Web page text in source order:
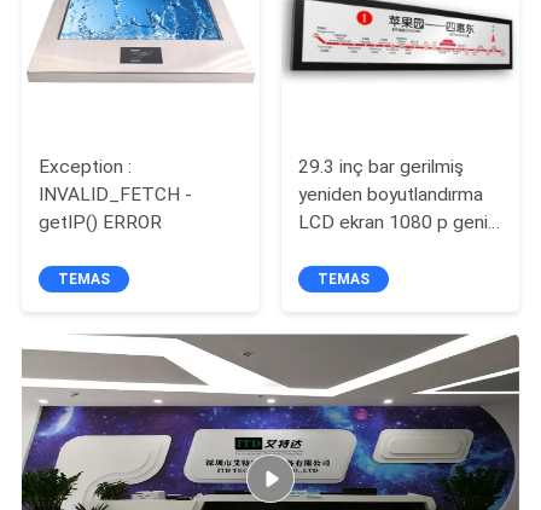
Exception :
INVALID_FETCH -
getIP() ERROR
TEMAS
29.3 inç bar gerilmiş
yeniden boyutlandırma
LCD ekran 1080 p geniş
mağaza raf için isteğe
TEMAS